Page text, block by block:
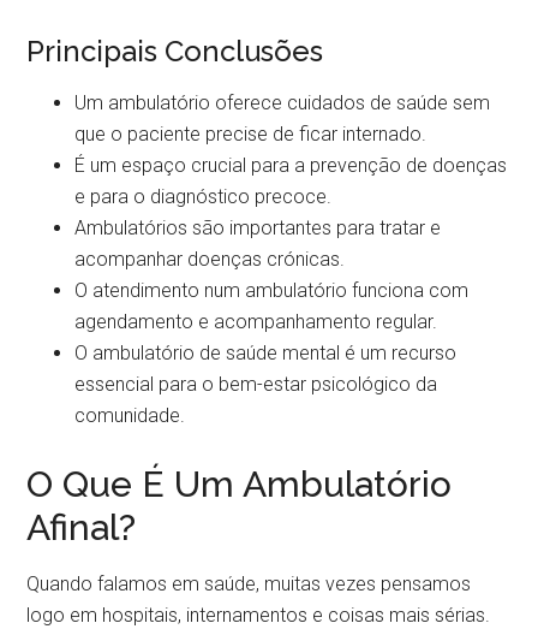
Principais Conclusões
Um ambulatório oferece cuidados de saúde sem
que o paciente precise de ficar internado.
É um espaço crucial para a prevenção de doenças
e para o diagnóstico precoce.
Ambulatórios são importantes para tratar e
acompanhar doenças crónicas.
O atendimento num ambulatório funciona com
agendamento e acompanhamento regular.
O ambulatório de saúde mental é um recurso
essencial para o bem-estar psicológico da
comunidade.
O Que É Um Ambulatório
Afinal?
Quando falamos em saúde, muitas vezes pensamos
logo em hospitais, internamentos e coisas mais sérias.